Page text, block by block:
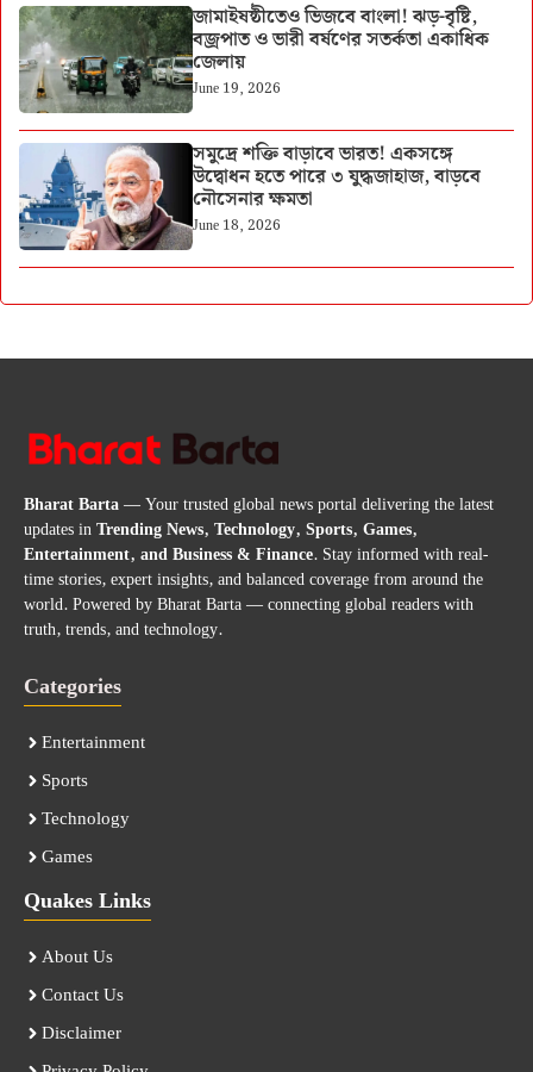
জামাইষষ্ঠীতেও ভিজবে বাংলা! ঝড়-বৃষ্টি,
বজ্রপাত ও ভারী বর্ষণের সতর্কতা একাধিক
জেলায়
June 19, 2026
সমুদ্রে শক্তি বাড়াবে ভারত! একসঙ্গে
উদ্বোধন হতে পারে ৩ যুদ্ধজাহাজ, বাড়বে
নৌসেনার ক্ষমতা
June 18, 2026
Bharat Barta— Your trusted global news portal delivering the latest
updates inTrending News, Technology, Sports, Games,
Entertainment, and Business & Finance. Stay informed with real-
time stories, expert insights, and balanced coverage from around the
world. Powered by Bharat Barta — connecting global readers with
truth, trends, and technology.
Categories
Entertainment
Sports
Technology
Games
Quakes Links
About Us
Contact Us
Disclaimer